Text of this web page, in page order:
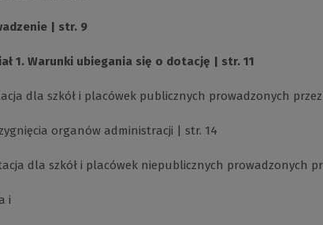
| str. 9
1. Warunki ubiegania się o dotację | str. 11
dla szkół i placówek publicznych prowadzonych
organów administracji | str. 14
dla szkół i placówek niepublicznych prowadzonych
i